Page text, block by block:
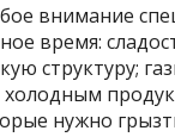
внимание
время:
структуру;
холодным
нужно